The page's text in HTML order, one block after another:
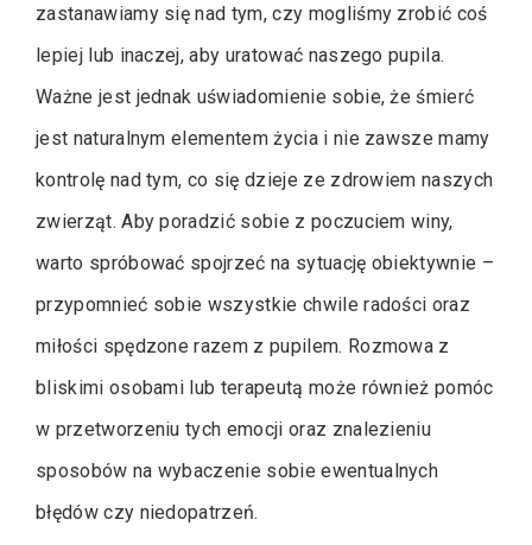
zastanawiamy się nad tym, czy mogliśmy zrobić coś
lepiej lub inaczej, aby uratować naszego pupila.
Ważne jest jednak uświadomienie sobie, że śmierć
jest naturalnym elementem życia i nie zawsze mamy
kontrolę nad tym, co się dzieje ze zdrowiem naszych
zwierząt. Aby poradzić sobie z poczuciem winy,
warto spróbować spojrzeć na sytuację obiektywnie –
przypomnieć sobie wszystkie chwile radości oraz
miłości spędzone razem z pupilem. Rozmowa z
bliskimi osobami lub terapeutą może również pomóc
w przetworzeniu tych emocji oraz znalezieniu
sposobów na wybaczenie sobie ewentualnych
błędów czy niedopatrzeń.